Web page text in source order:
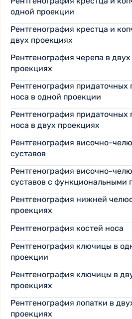
одной проекции
Рентгенография крестца и
двух проекциях
Рентгенография черепа в двух
проекциях
Рентгенография придаточных
носа в одной проекции
Рентгенография придаточных
носа в двух проекциях
Рентгенография височно-
суставов
Рентгенография височно-
суставов с функциональными
Рентгенография нижней
проекциях
Рентгенография костей носа
Рентгенография ключицы в
проекции
Рентгенография ключицы в
проекциях
Рентгенография лопатки в
проекциях